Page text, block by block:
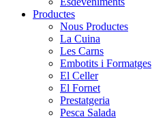
Productes
Nous Productes
La Cuina
Les Carns
Embotits i Formatges
El Celler
El Fornet
Prestatgeria
Pesca Salada